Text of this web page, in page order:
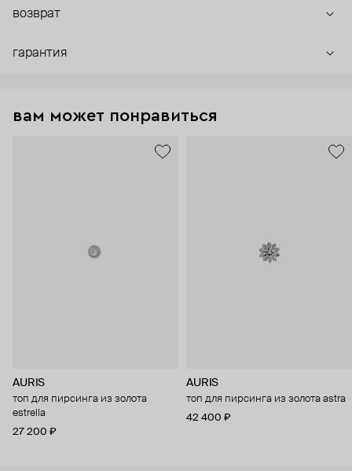
возврат
гарантия
вам может понравиться
AURIS
топ для пирсинга из золота
estrella
27 200 ₽
AURIS
топ для пирсинга из золота astra
42 400 ₽